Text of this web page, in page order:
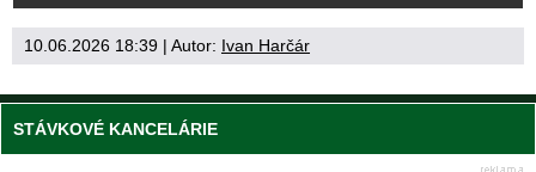
10.06.2026 18:39 | Autor: Ivan Harčár
STÁVKOVÉ KANCELÁRIE